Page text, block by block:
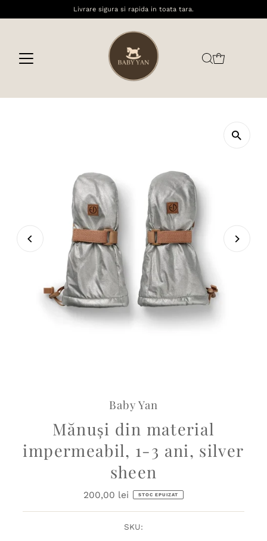
Livrare sigura si rapida in toata tara.
Baby Yan
Mănuși din material
impermeabil, 1-3 ani, silver
sheen
Preț
200,00 lei STOC EPUIZAT
SKU: